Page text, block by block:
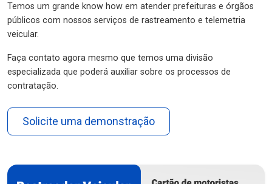
Temos um grande know how em atender prefeituras e órgãos
públicos com nossos serviços de rastreamento e telemetria
veicular.
Faça contato agora mesmo que temos uma divisão
especializada que poderá auxiliar sobre os processos de
contratação.
Solicite uma demonstração